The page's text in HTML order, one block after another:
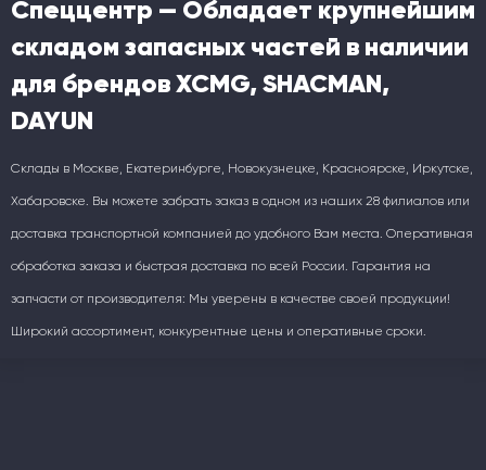
Спеццентр — Обладает крупнейшим
складом запасных частей в наличии
для брендов XCMG, SHACMAN,
DAYUN
Склады в Москве, Екатеринбурге, Новокузнецке, Красноярске, Иркутске,
Хабаровске. Вы можете забрать заказ в одном из наших 28 филиалов или
доставка транспортной компанией до удобного Вам места. Оперативная
обработка заказа и быстрая доставка по всей России. Гарантия на
запчасти от производителя: Мы уверены в качестве своей продукции!
Широкий ассортимент, конкурентные цены и оперативные сроки.